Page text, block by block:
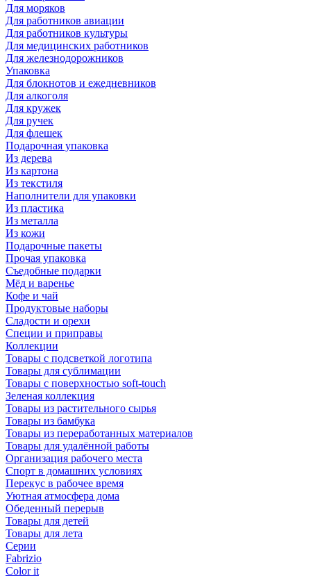
Для моряков
Для работников авиации
Для работников культуры
Для медицинских работников
Для железнодорожников
Упаковка
Для блокнотов и ежедневников
Для алкоголя
Для кружек
Для ручек
Для флешек
Подарочная упаковка
Из дерева
Из картона
Из текстиля
Наполнители для упаковки
Из пластика
Из металла
Из кожи
Подарочные пакеты
Прочая упаковка
Съедобные подарки
Мёд и варенье
Кофе и чай
Продуктовые наборы
Сладости и орехи
Специи и приправы
Коллекции
Товары с подсветкой логотипа
Товары для сублимации
Товары с поверхностью soft-touch
Зеленая коллекция
Товары из растительного сырья
Товары из бамбука
Товары из переработанных материалов
Товары для удалённой работы
Организация рабочего места
Спорт в домашних условиях
Перекус в рабочее время
Уютная атмосфера дома
Обеденный перерыв
Товары для детей
Товары для лета
Серии
Fabrizio
Color it